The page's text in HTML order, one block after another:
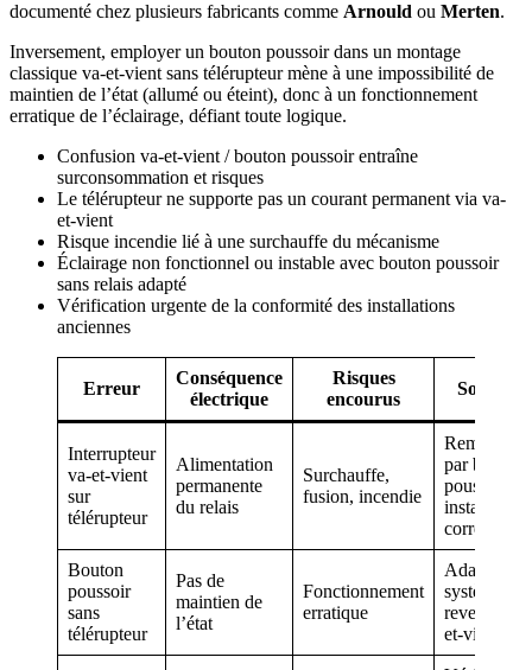
documenté chez plusieurs fabricants comme Arnould ou Merten.
Inversement, employer un bouton poussoir dans un montage
classique va-et-vient sans télérupteur mène à une impossibilité de
maintien de l’état (allumé ou éteint), donc à un fonctionnement
erratique de l’éclairage, défiant toute logique.
Confusion va-et-vient / bouton poussoir entraîne
surconsommation et risques
Le télérupteur ne supporte pas un courant permanent via va-
et-vient
Risque incendie lié à une surchauffe du mécanisme
Éclairage non fonctionnel ou instable avec bouton poussoir
sans relais adapté
Vérification urgente de la conformité des installations
anciennes
Erreur
Conséquence
électrique
Risques
encourus
Solutions
Interrupteur
va-et-vient
sur
télérupteur
Alimentation
permanente
du relais
Surchauffe,
fusion, incendie
Remplacer
par bouton
poussoir +
installation
correcte
Bouton
poussoir
sans
télérupteur
Pas de
maintien de
l’état
Fonctionnement
erratique
Adapter
système ou
revenir à
et-vient